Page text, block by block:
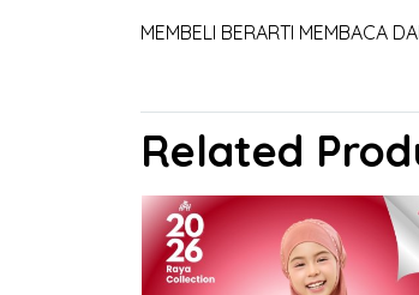
MEMBELI BERARTI MEMBACA
Related